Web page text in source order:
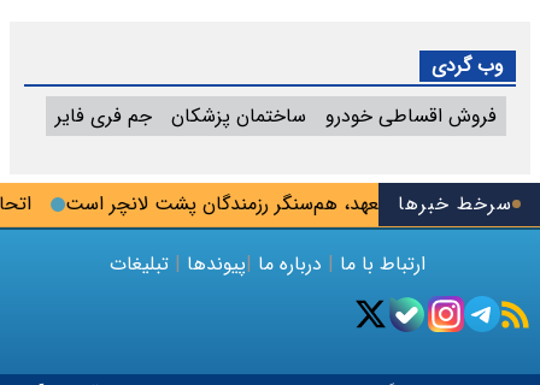
سرخط خبرها
خبرنگار متعهد، هم‌سنگر رزمندگان پشت لانچر است
وب گردی
فروش اقساطی خودرو
ساختمان پزشکان جم فری فایر
ارتباط با ما | درباره ما |پیوندها | تبلیغات